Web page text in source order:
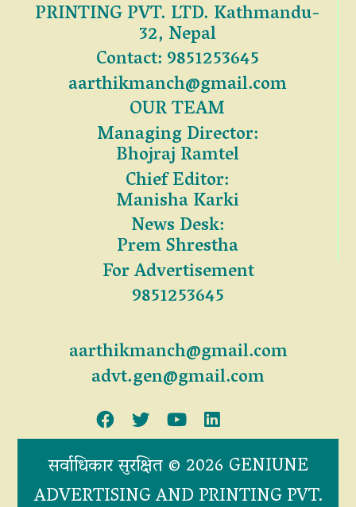
PRINTING PVT. LTD. Kathmandu-
32, Nepal
Contact: 9851253645
aarthikmanch@gmail.com
OUR TEAM
Managing Director:
Bhojraj Ramtel
Chief Editor:
Manisha Karki
News Desk:
Prem Shrestha
For Advertisement
9851253645
aarthikmanch@gmail.com
advt.gen@gmail.com
सर्वाधिकार सुरक्षित © 2026 GENIUNE
ADVERTISING AND PRINTING PVT.